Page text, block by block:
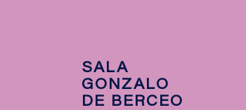
SALA
GONZALO
DE BERCEO